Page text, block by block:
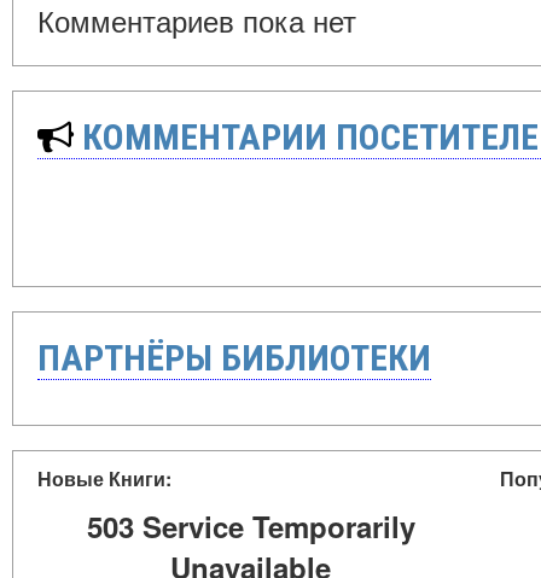
Комментариев пока нет
КОММЕНТАРИИ
ПАРТНЁРЫ БИБЛИОТЕКИ
Новые Книги:
503 Service Temporarily
Unavailable